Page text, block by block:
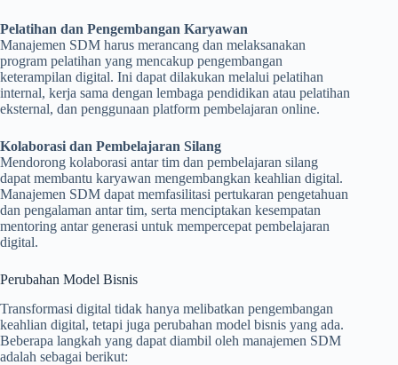
Pelatihan dan Pengembangan Karyawan
Manajemen SDM harus merancang dan melaksanakan
program pelatihan yang mencakup pengembangan
keterampilan digital. Ini dapat dilakukan melalui pelatihan
internal, kerja sama dengan lembaga pendidikan atau pelatihan
eksternal, dan penggunaan platform pembelajaran online.
Kolaborasi dan Pembelajaran Silang
Mendorong kolaborasi antar tim dan pembelajaran silang
dapat membantu karyawan mengembangkan keahlian digital.
Manajemen SDM dapat memfasilitasi pertukaran pengetahuan
dan pengalaman antar tim, serta menciptakan kesempatan
mentoring antar generasi untuk mempercepat pembelajaran
digital.
Perubahan Model Bisnis
Transformasi digital tidak hanya melibatkan pengembangan
keahlian digital, tetapi juga perubahan model bisnis yang ada.
Beberapa langkah yang dapat diambil oleh manajemen SDM
adalah sebagai berikut: